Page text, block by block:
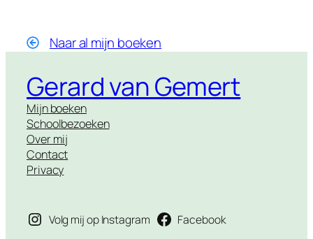
Naar al mijn boeken
Gerard van Gemert
Mijn boeken
Schoolbezoeken
Over mij
Contact
Privacy
Volg mij op Instagram Facebook